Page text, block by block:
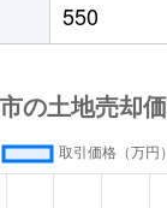
1,900万円
3,200万円
1,000万円
550